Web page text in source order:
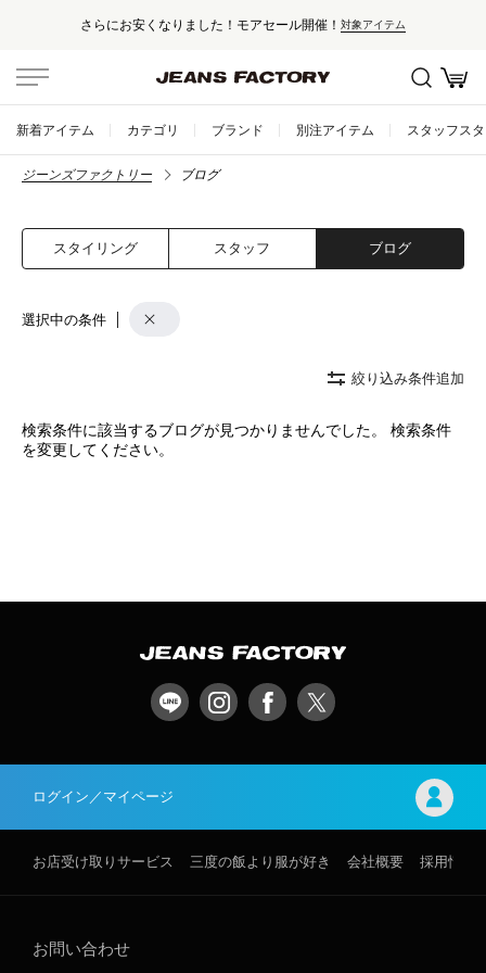
さらにお安くなりました！モアセール開催！ 対象アイテム
新着アイテム カテゴリ ブランド 別注アイテム スタッフス
ジーンズファクトリー ブログ
スタイリング スタッフ ブログ
選択中の条件
絞り込み条件追加
検索条件に該当するブログが見つかりませんでした。 検索条件
を変更してください。
ログイン／マイページ
お店受け取りサービス 三度の飯より服が好き 会社概要 採用情報
お問い合わせ